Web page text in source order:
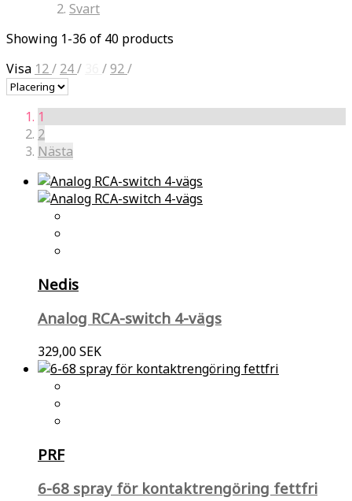
Svart
Showing 1-36 of 40 products
Visa 12/ 24/ /92/
1
2
Nästa
Nedis
Analog RCA-switch 4-vägs
329,00 SEK
PRF
6-68 spray för kontaktrengöring fettfri